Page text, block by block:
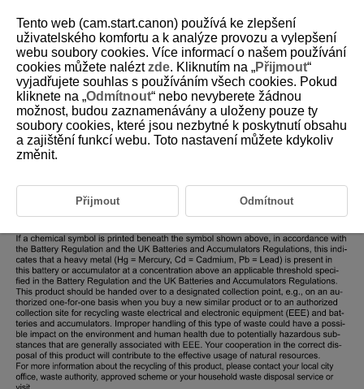
D403-020
Regulations
Tento web (cam.start.canon) používá ke zlepšení
uživatelského komfortu a k analýze provozu a vylepšení
webu soubory cookies. Více informací o našem používání
cookies můžete naléztzde. Kliknutím na „Přijmout“
vyjadřujete souhlas s používáním všech cookies. Pokud
kliknete na „Odmítnout“ nebo nevyberete žádnou
možnost, budou zaznamenávány a uloženy pouze ty
soubory cookies, které jsou nezbytné k poskytnutí obsahu
a zajištění funkcí webu. Toto nastavení můžete kdykoliv
změnit.
Přijmout Odmítnout